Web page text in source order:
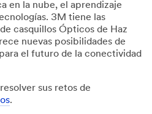
en la nube, el aprendizaje
3M tiene las
casquillos Ópticos de Haz
nuevas posibilidades de
el futuro de la conectividad
sus retos de
.